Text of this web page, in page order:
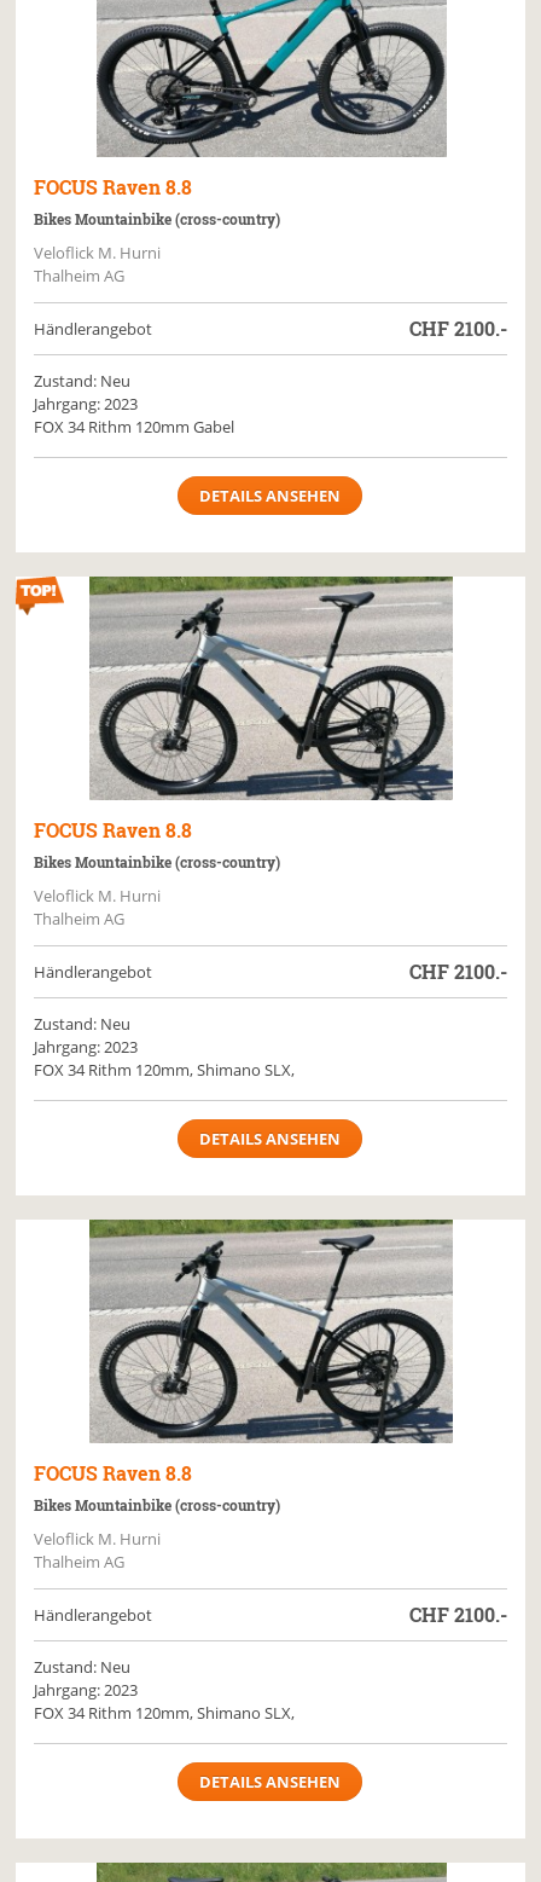
FOCUS Raven 8.8
Bikes Mountainbike (cross-country)
Veloflick M. Hurni
Thalheim AG
Händlerangebot CHF2100.-
Zustand: Neu
Jahrgang: 2023
FOX 34 Rithm 120mm Gabel
DETAILS ANSEHEN
FOCUS Raven 8.8
Bikes Mountainbike (cross-country)
Veloflick M. Hurni
Thalheim AG
Händlerangebot CHF2100.-
Zustand: Neu
Jahrgang: 2023
FOX 34 Rithm 120mm, Shimano SLX,
DETAILS ANSEHEN
FOCUS Raven 8.8
Bikes Mountainbike (cross-country)
Veloflick M. Hurni
Thalheim AG
Händlerangebot CHF2100.-
Zustand: Neu
Jahrgang: 2023
FOX 34 Rithm 120mm, Shimano SLX,
DETAILS ANSEHEN